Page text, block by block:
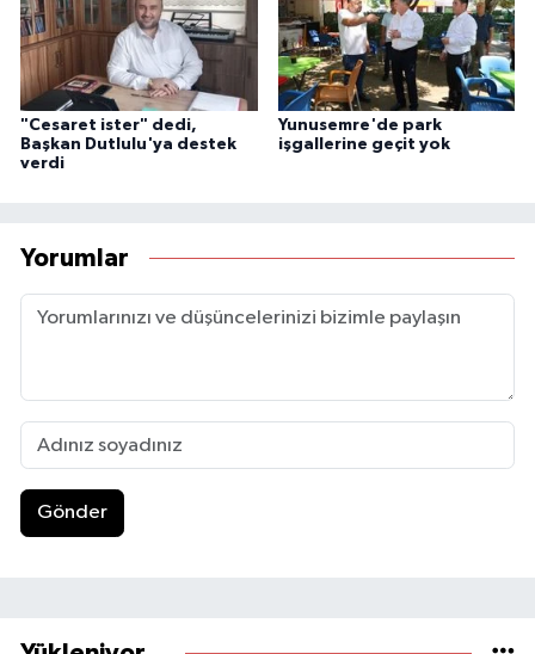
"Cesaret ister" dedi,
Başkan Dutlulu'ya destek
verdi
Yunusemre'de park
işgallerine geçit yok
Yorumlar
Gönder